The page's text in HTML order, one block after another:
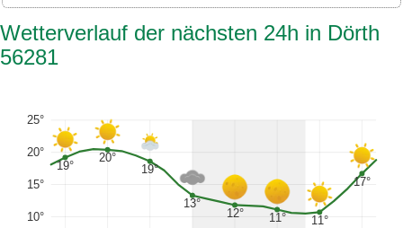
Wetterverlauf der nächsten 24h in Dörth
56281
10°
15°
20°
25°
19°
20°
19°
13°
12° 11° 11°
17°